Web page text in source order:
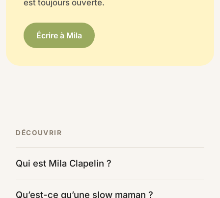
est toujours ouverte.
Écrire à Mila
DÉCOUVRIR
Qui est Mila Clapelin ?
Qu’est-ce qu’une slow maman ?